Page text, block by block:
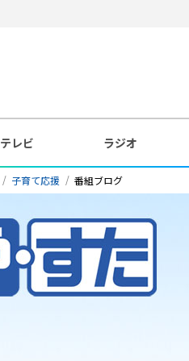
テレビ ラジオ
子育て応援 番組ブログ